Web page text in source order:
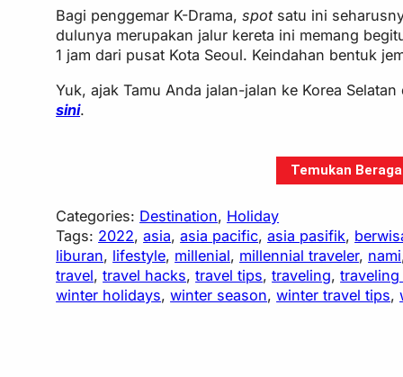
Bagi penggemar K-Drama,spot satu ini
dulunya merupakan jalur kereta ini memang
1 jam dari pusat Kota Seoul. Keindahan bentuk
Yuk, ajak Tamu Anda jalan-jalan ke Korea
sini.
Temukan
Categories: Destination, Holiday
Tags: 2022, asia, asia pacific, asia pasifik,
liburan, lifestyle, millenial, millennial traveler, nami
travel, travel hacks, travel tips, traveling,
winter holidays, winter season, winter travel tips,